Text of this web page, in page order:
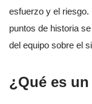
esfuerzo y el
puntos de historia
del equipo sobre el
¿Qué es